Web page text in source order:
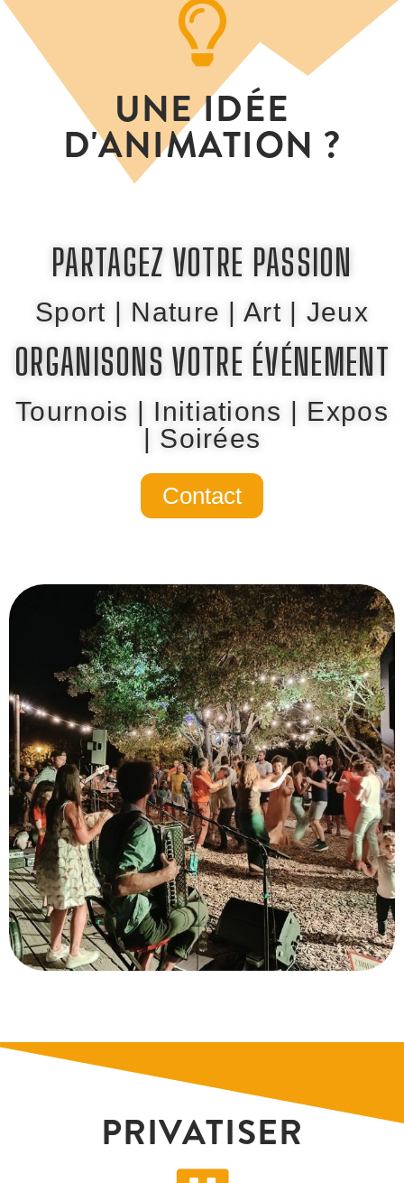
UNE IDÉE
D'ANIMATION ?
PARTAGEZ VOTRE PASSION
Sport | Nature | Art | Jeux
ORGANISONS VOTRE ÉVÉNEMENT
Tournois | Initiations | Expos
| Soirées
Contact
PRIVATISER